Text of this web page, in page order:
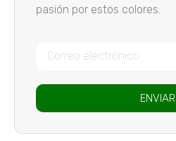
pasión por estos colores.
ENVIAR